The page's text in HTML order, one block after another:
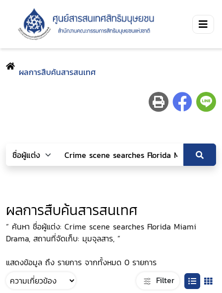
ผลการสืบค้นสารสนเทศ
ผลการสืบค้นสารสนเทศ
“ ค้นหา ชื่อผู้แต่ง: Crime scene searches Florida Miami
Drama, สถานที่จัดเก็บ: มุมจุลสาร, ”
แสดงข้อมูล ถึง รายการ จากทั้งหมด 0 รายการ
Filter